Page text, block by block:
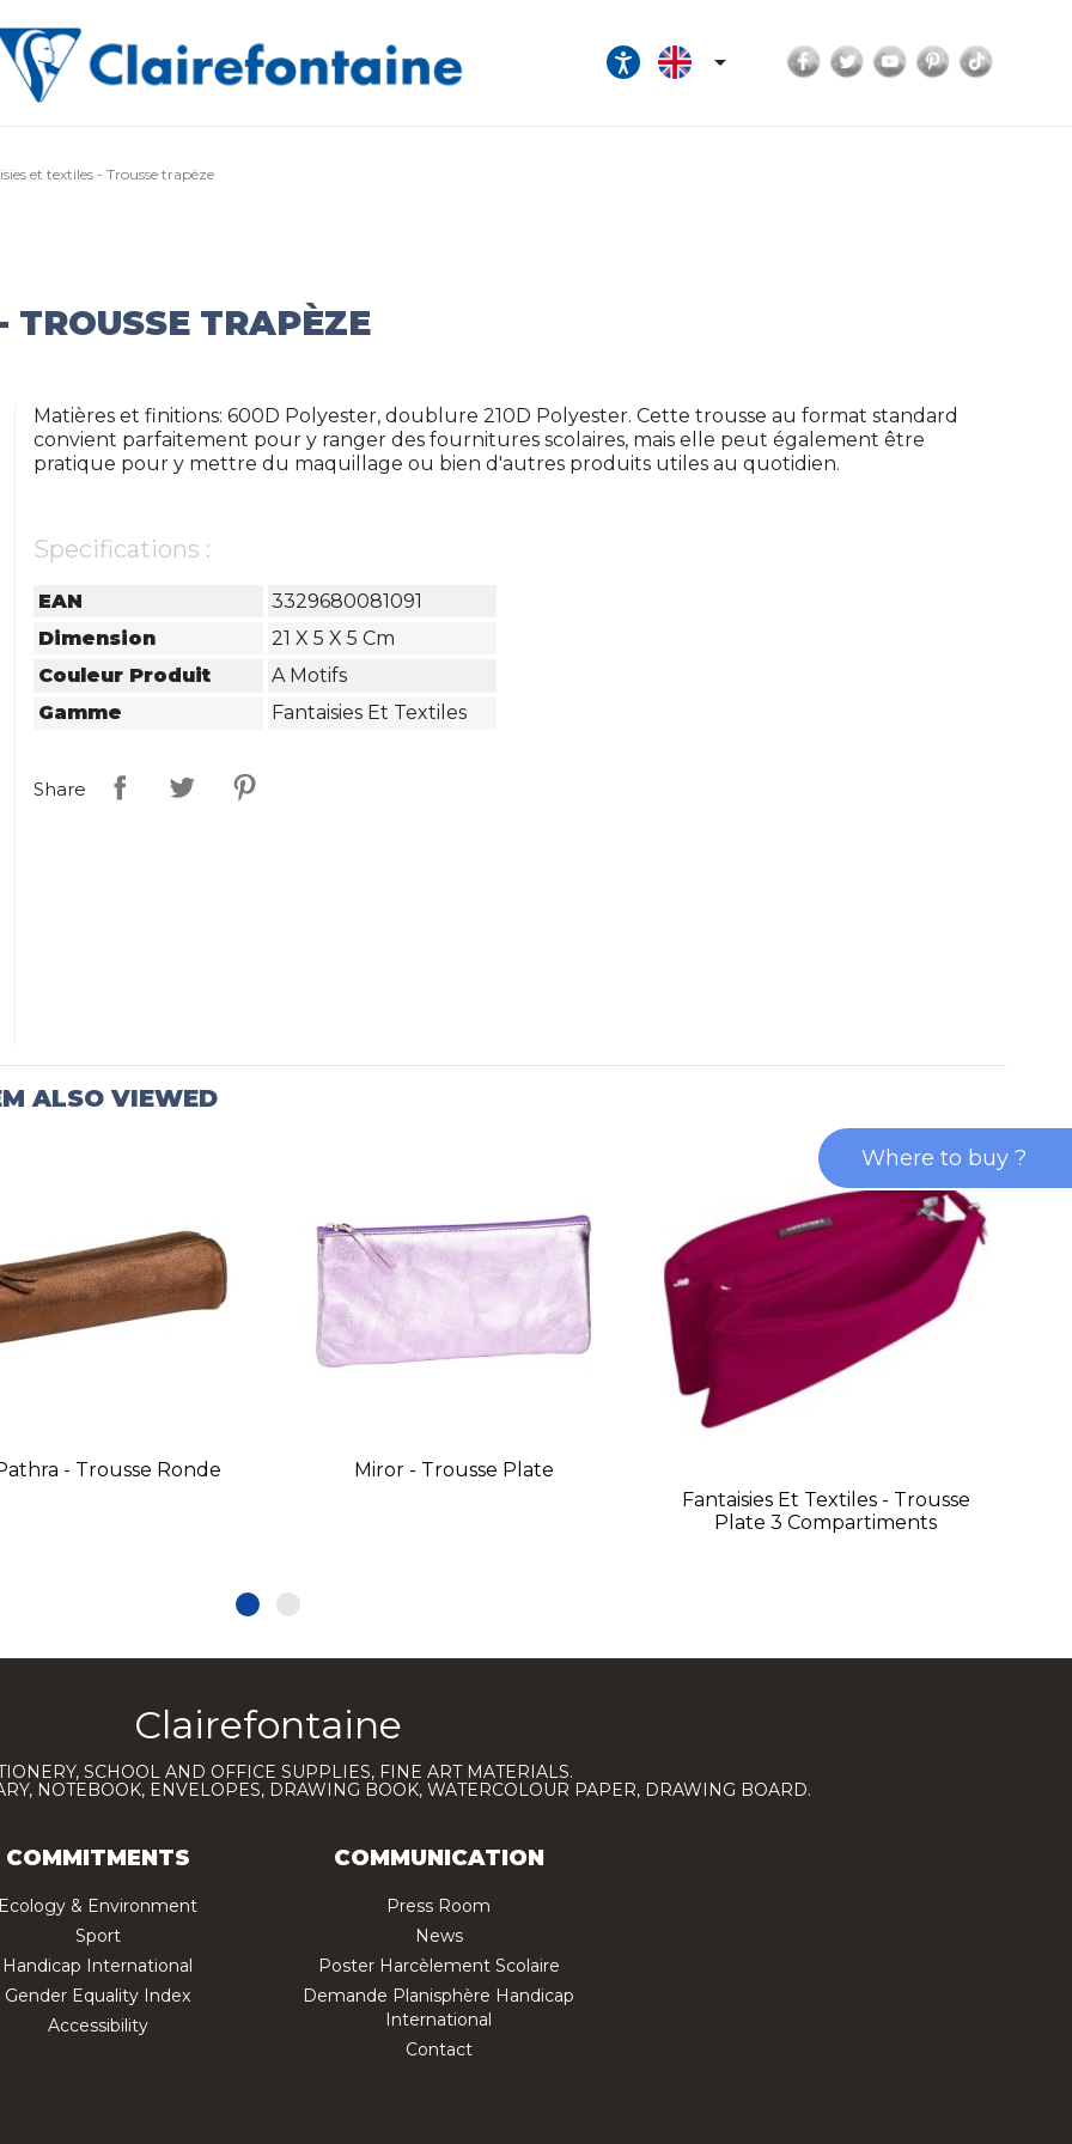
 Facebook
TwitterYouTubePinterest
et textiles - Trousse trapèze
TRAPÈZE
Matières et finitions: 600D Polyester, doublure 210D Polyester. Cette trousse au format standard
convient parfaitement pour y ranger des fournitures scolaires, mais elle peut également être
pratique pour y mettre du maquillage ou bien d'autres produits utiles au quotidien.
Specifications :
EAN
3329680081091
Dimension
21 X 5 X 5 Cm
Couleur Produit
A Motifs
Gamme
Fantaisies Et Textiles
Share
ALSO VIEWED
- Trousse Ronde
Miror - Trousse Plate
Fantaisies Et Textiles - Trousse
Plate 3 Compartiments
Clairefontaine
SCHOOL AND OFFICE SUPPLIES, FINE ART MATERIALS.
NOTEBOOK, ENVELOPES, DRAWING BOOK, WATERCOLOUR PAPER, DRAWING BOARD.
COMMITMENTS
& Environment
Sport
Handicap International
Gender Equality Index
Accessibility
COMMUNICATION
Press Room
News
Poster Harcèlement Scolaire
Demande Planisphère Handicap
International
Contact
Where to buy ?